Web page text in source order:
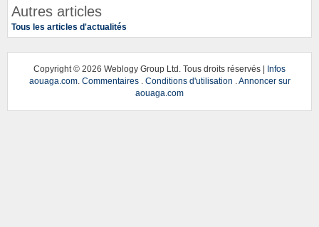
Autres articles
Tous les articles d'actualités
Copyright © 2026 Weblogy Group Ltd. Tous droits réservés | Infos
aouaga.com. Commentaires. Conditions d'utilisation
Annoncer sur
aouaga.com